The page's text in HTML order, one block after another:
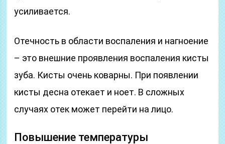
усиливается.
Отечность в области воспаления и нагноение
– это внешние проявления воспаления кисты
зуба. Кисты очень коварны. При появлении
кисты десна отекает и ноет. В сложных
случаях отек может перейти на лицо.
Повышение температуры